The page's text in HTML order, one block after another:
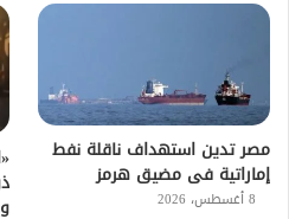
مصر تدين استهداف ناقلة نفط
إماراتية فى مضيق هرمز
8 أغسطس، 2026